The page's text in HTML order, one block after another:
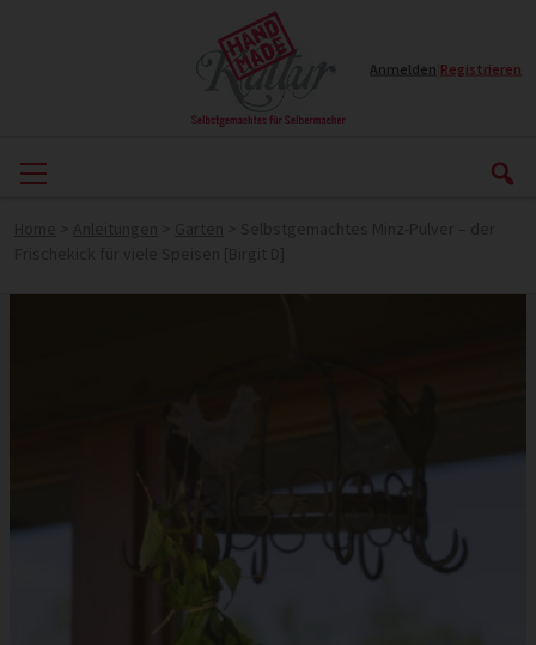
Anmelden Registrieren